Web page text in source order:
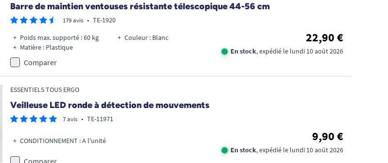
Barre de maintien ventouses résistante télescopique 44-56 cm
179 avis • TE-1920
Poids max. supporté : 60 kg
Matière : Plastique
Couleur : Blanc 22,90 €
En stock, expédié le lundi 10 août 2026
Comparer
ESSENTIELS TOUS ERGO
Veilleuse LED ronde à détection de mouvements
7 avis • TE-11971
CONDITIONNEMENT : A l'unité 9,90 €
En stock, expédié le lundi 10 août 2026
Comparer